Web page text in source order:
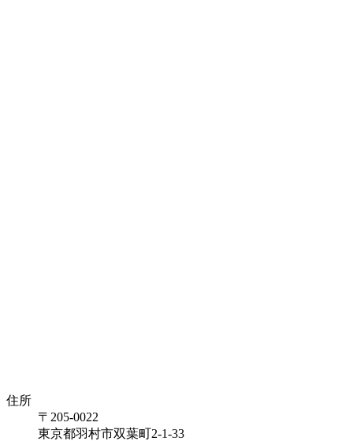
住所
〒205-0022
東京都羽村市双葉町2-1-33